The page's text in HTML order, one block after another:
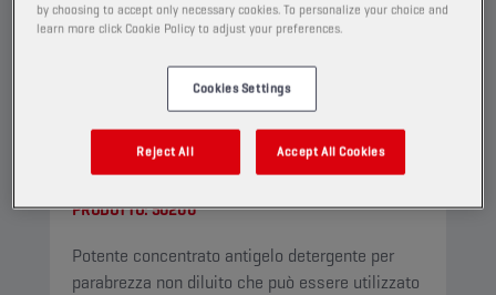
CHAMPIONWINDSCREEN
CONCENTRATE
PRODOTTO:50200
Potente concentrato antigelo detergente per
parabrezza non diluito che può essere utilizzato
by choosing to accept only necessary cookies. To personalize your choice and
learn more click Cookie Policy to adjust your preferences.
Cookies Settings
Reject All Accept All Cookies